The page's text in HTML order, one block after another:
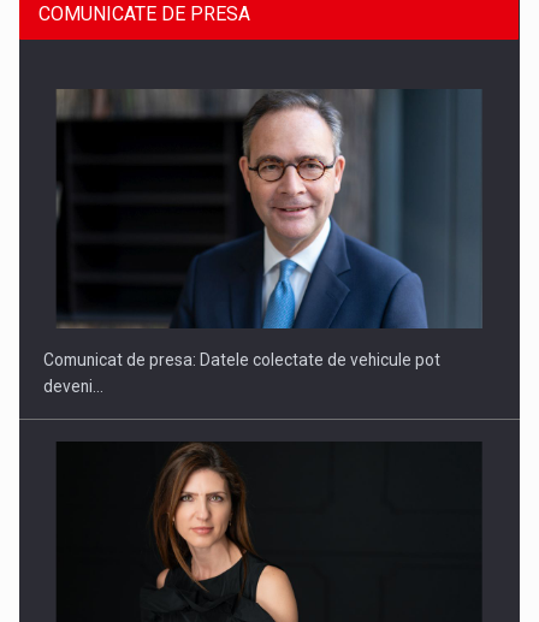
SAPTE PERSONALITATI DIN MEDIUL DE AFACERI, ACADEMIC
Hard Enduro Piatra Craiului 2026, fueled by benzinariile RO…
COMUNICATE DE PRESA
Comunicat de presa: Datele colectate de vehicule pot
deveni…